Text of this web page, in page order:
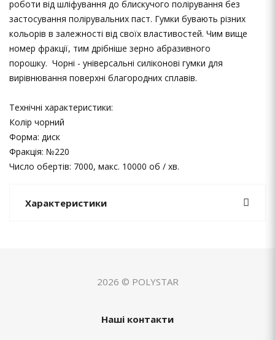
роботи від шліфування до блискучого полірування без
застосування полірувальних паст. Гумки бувають різних
кольорів в залежності від своїх властивостей. Чим вище
номер фракції, тим дрібніше зерно абразивного
порошку. Чорні - універсальні силіконові гумки для
вирівнювання поверхні благородних сплавів.
Технічні характеристики:
Колір чорний
Форма: диск
Фракція: №220
Число обертів: 7000, макс. 10000 об / хв.
Характеристики
2026 © POLYSTAR
Наші контакти